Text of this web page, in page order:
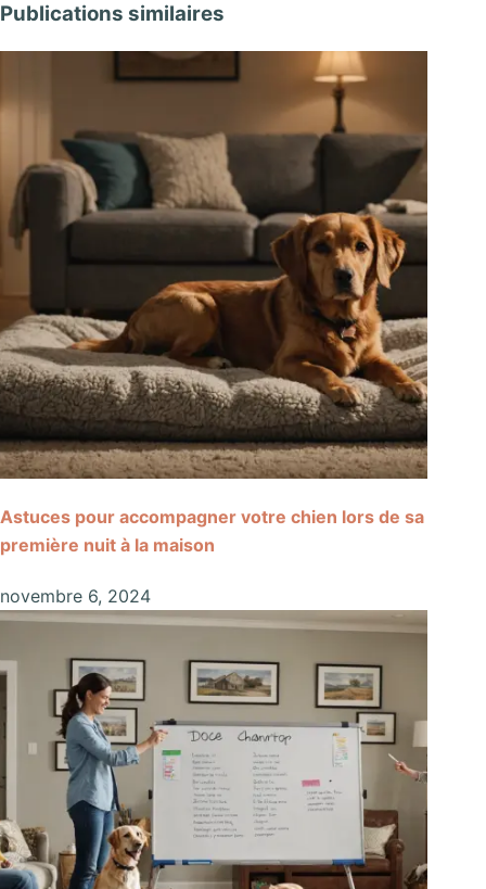
Publications similaires
Astuces pour accompagner votre chien lors de sa
première nuit à la maison
novembre 6, 2024